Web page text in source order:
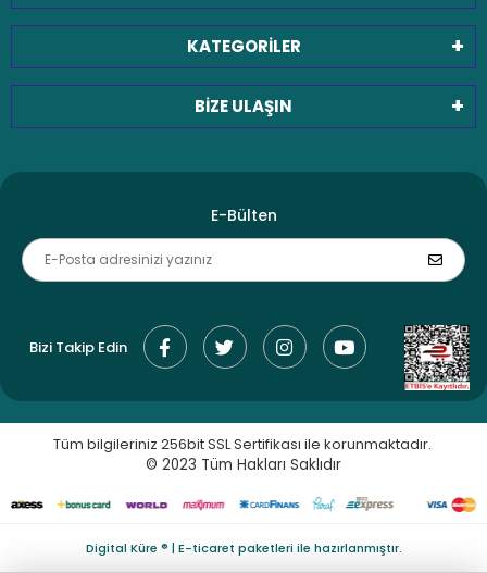
KATEGORİLER
BİZE ULAŞIN
E-Bülten
Bizi Takip Edin
Tüm bilgileriniz 256bit SSL Sertifikası ile korunmaktadır.
© 2023 Tüm Hakları Saklıdır
Digital Küre ® | E-ticaret paketleri ile hazırlanmıştır.